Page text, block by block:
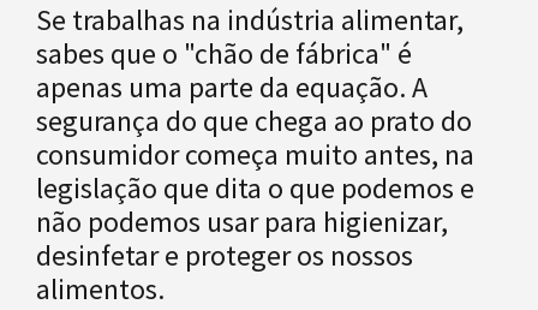
Se trabalhas na indústria alimentar,
sabes que o "chão de fábrica" é
apenas uma parte da equação. A
segurança do que chega ao prato do
consumidor começa muito antes, na
legislação que dita o que podemos e
não podemos usar para higienizar,
desinfetar e proteger os nossos
alimentos.